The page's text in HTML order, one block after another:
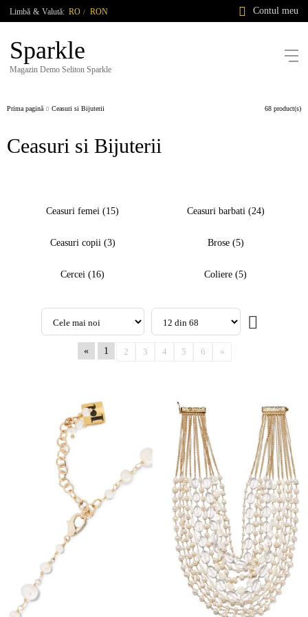
Limbă & Valută: RO / RON Contul meu
Sparkle
Magazin Demo Seliton Sparkle
Prima pagină Ceasuri si Bijuterii 68 product(s)
Ceasuri si Bijuterii
Ceasuri femei (15) Ceasuri barbati (24)
Ceasuri copii (3) Brose (5)
Cercei (16) Coliere (5)
« 1 2 3 4 5 6 »